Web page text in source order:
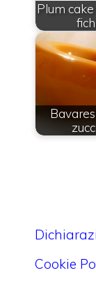
Plum cake
Cookie